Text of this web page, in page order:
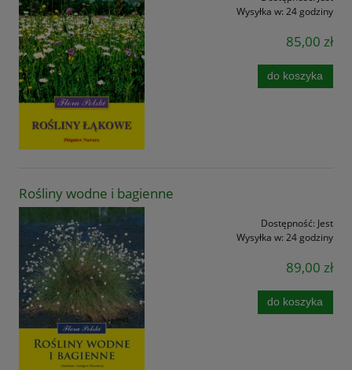
Wysyłka w: 24 godziny
85,00 zł
do koszyka
Rośliny wodne i bagienne
Dostępność: Jest
Wysyłka w: 24 godziny
89,00 zł
do koszyka